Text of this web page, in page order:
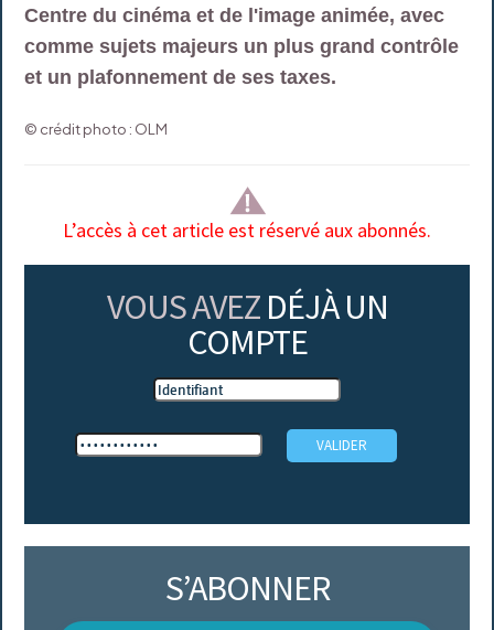
Centre du cinéma et de l'image animée, avec
comme sujets majeurs un plus grand contrôle
et un plafonnement de ses taxes.
© crédit photo : OLM
L’accès à cet article est réservé aux abonnés.
VOUS AVEZ DÉJÀ UN
COMPTE
S’ABONNER